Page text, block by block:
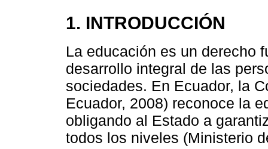
1. INTRODUCCIÓN
La educación es un derecho
desarrollo integral de las
sociedades. En Ecuador, la
Ecuador, 2008) reconoce la
obligando al Estado a
todos los niveles (Ministerio